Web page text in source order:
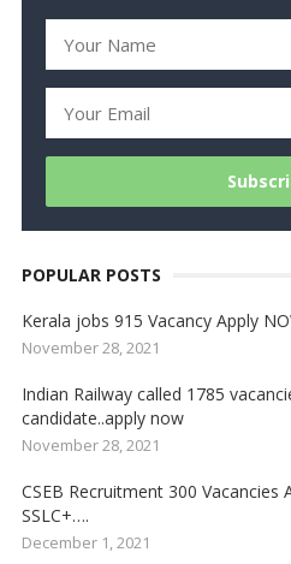
POPULAR POSTS
Kerala jobs 915 Vacancy Apply
November 28, 2021
Indian Railway called 1785
candidate..apply now
November 28, 2021
CSEB Recruitment 300 Vacancies
SSLC+….
December 1, 2021